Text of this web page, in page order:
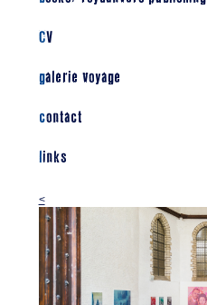
CV
galerie voyage
contact
links
<